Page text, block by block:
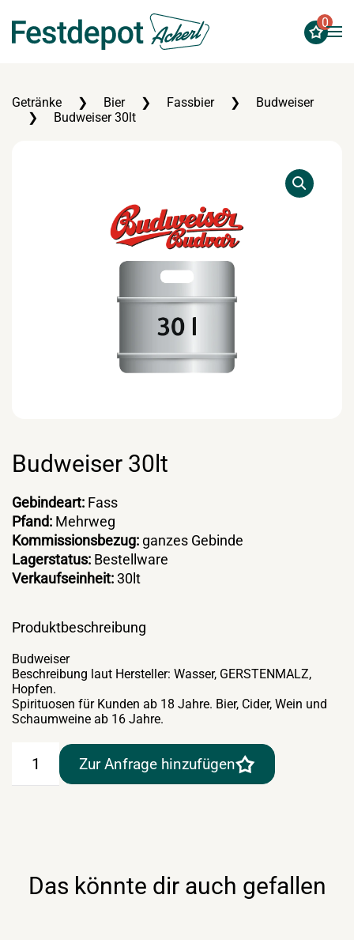
Zum Hauptinhalt springen
0
Getränke Bier Fassbier
Budweiser
Budweiser 30lt
Budweiser 30lt
Gebindeart: Fass
Pfand: Mehrweg
Kommissionsbezug: ganzes Gebinde
Lagerstatus: Bestellware
Verkaufseinheit:30lt
Produktbeschreibung
Budweiser
Beschreibung laut Hersteller: Wasser, GERSTENMALZ,
Hopfen.
Spirituosen für Kunden ab 18 Jahre. Bier, Cider, Wein und
Schaumweine ab 16 Jahre.
Budweiser
Zur Anfrage hinzufügen
Das könnte dir auch gefallen